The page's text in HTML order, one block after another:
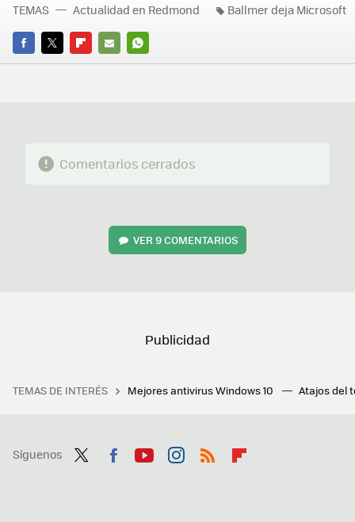
FACEBOOK
TWITTERFLIPBOARD
E-
WHATSAPP
TEMAS Actualidad en Redmond Ballmer deja Microsoft
Comentarios cerrados
VER 9 COMENTARIOS
TEMAS DE INTERÉS Mejores antivirus Windows 10 Atajos del
Síguenos